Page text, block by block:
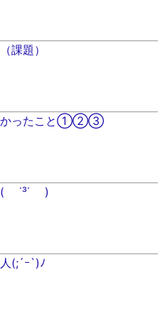
課題）
かったこと①②③
( ˙³˙ )
(;´ｰ`)ﾉ